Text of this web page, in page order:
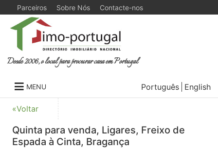
Parceiros Sobre Nós Contacte-nos
Desde 2006, o local para procurar casa em Portugal
MENU Português English
«Voltar
Quinta para venda, Ligares, Freixo de
Espada à Cinta, Bragança